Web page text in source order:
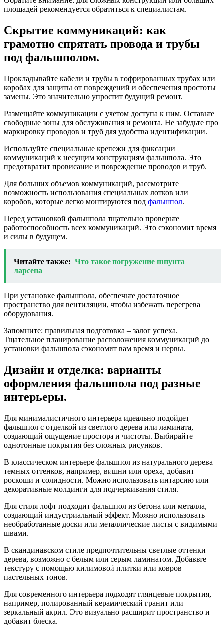
площадей рекомендуется обратиться к специалистам.
Скрытие коммуникаций: как
грамотно спрятать провода и трубы
под фальшполом.
Прокладывайте кабели и трубы в гофрированных трубах или
коробах для защиты от повреждений и обеспечения простоты
замены. Это значительно упростит будущий ремонт.
Размещайте коммуникации с учетом доступа к ним. Оставьте
свободные зоны для обслуживания и ремонта. Не забудьте про
маркировку проводов и труб для удобства идентификации.
Используйте специальные крепежи для фиксации
коммуникаций к несущим конструкциям фальшпола. Это
предотвратит провисание и повреждение проводов и труб.
Для больших объемов коммуникаций, рассмотрите
возможность использования специальных лотков или
коробов, которые легко монтируются под фальшпол.
Перед установкой фальшпола тщательно проверьте
работоспособность всех коммуникаций. Это сэкономит время
и силы в будущем.
Читайте также: Что такое погружение шпунта
ларсена
При установке фальшпола, обеспечьте достаточное
пространство для вентиляции, чтобы избежать перегрева
оборудования.
Запомните: правильная подготовка – залог успеха.
Тщательное планирование расположения коммуникаций до
установки фальшпола сэкономит вам время и нервы.
Дизайн и отделка: варианты
оформления фальшпола под разные
интерьеры.
Для минималистичного интерьера идеально подойдет
фальшпол с отделкой из светлого дерева или ламината,
создающий ощущение простора и чистоты. Выбирайте
однотонные покрытия без сложных рисунков.
В классическом интерьере фальшпол из натурального дерева
темных оттенков, например, вишни или ореха, добавит
роскоши и солидности. Можно использовать интарсию или
декоративные молдинги для подчеркивания стиля.
Для стиля лофт подходит фальшпол из бетона или металла,
создающий индустриальный эффект. Можно использовать
необработанные доски или металлические листы с видимыми
швами.
В скандинавском стиле предпочтительны светлые оттенки
дерева, возможно с белым или серым ламинатом. Добавьте
текстуру с помощью килимовой плитки или ковров
пастельных тонов.
Для современного интерьера подходят глянцевые покрытия,
например, полированный керамический гранит или
зеркальный акрил. Это визуально расширит пространство и
добавит блеска.